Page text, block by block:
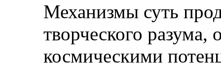
Механизмы суть
творческого
космическими